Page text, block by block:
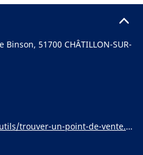
51700 CHÂTILLON-SUR-
trouver-un-point-de-vente.h